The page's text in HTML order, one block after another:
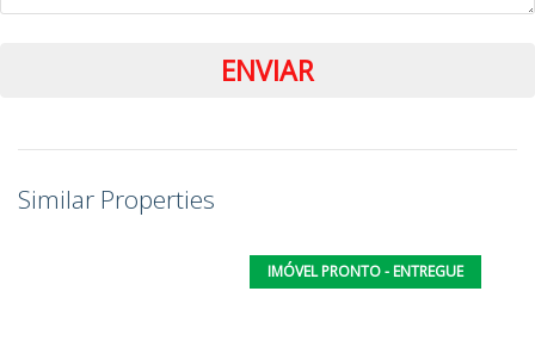
Similar Properties
IMÓVEL PRONTO - ENTREGUE